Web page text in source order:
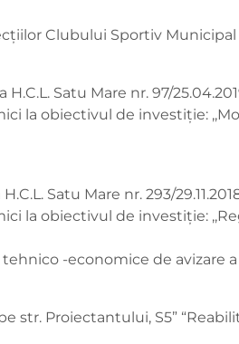
Clubului Sportiv
Satu Mare nr. 97/
la obiectivul de investiție:
Satu Mare nr. 293/
la obiectivul de investiție:
-economice de avizare
str. Proiectantului, S5”